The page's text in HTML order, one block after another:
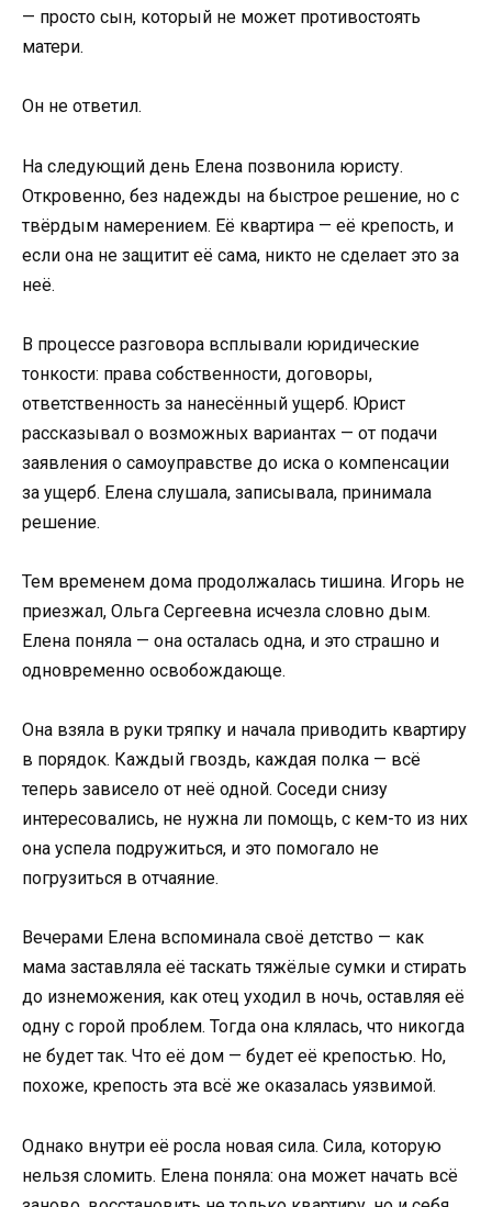
— просто сын, который не может противостоять
матери.
Он не ответил.
На следующий день Елена позвонила юристу.
Откровенно, без надежды на быстрое решение, но с
твёрдым намерением. Её квартира — её крепость, и
если она не защитит её сама, никто не сделает это за
неё.
В процессе разговора всплывали юридические
тонкости: права собственности, договоры,
ответственность за нанесённый ущерб. Юрист
рассказывал о возможных вариантах — от подачи
заявления о самоуправстве до иска о компенсации
за ущерб. Елена слушала, записывала, принимала
решение.
Тем временем дома продолжалась тишина. Игорь не
приезжал, Ольга Сергеевна исчезла словно дым.
Елена поняла — она осталась одна, и это страшно и
одновременно освобождающе.
Она взяла в руки тряпку и начала приводить квартиру
в порядок. Каждый гвоздь, каждая полка — всё
теперь зависело от неё одной. Соседи снизу
интересовались, не нужна ли помощь, с кем-то из них
она успела подружиться, и это помогало не
погрузиться в отчаяние.
Вечерами Елена вспоминала своё детство — как
мама заставляла её таскать тяжёлые сумки и стирать
до изнеможения, как отец уходил в ночь, оставляя её
одну с горой проблем. Тогда она клялась, что никогда
не будет так. Что её дом — будет её крепостью. Но,
похоже, крепость эта всё же оказалась уязвимой.
Однако внутри её росла новая сила. Сила, которую
нельзя сломить. Елена поняла: она может начать всё